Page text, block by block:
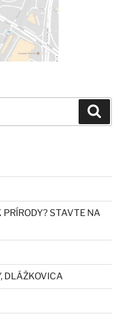
STAVTE NA
DLÁŽKOVICA